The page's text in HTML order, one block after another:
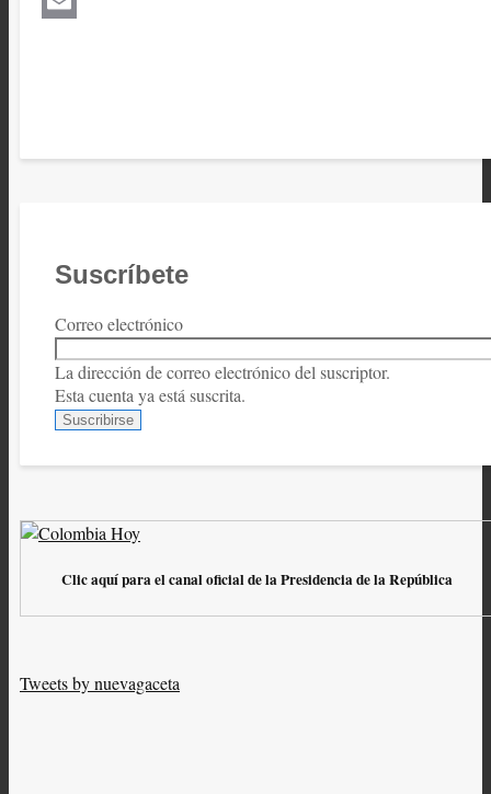
Suscríbete
Correo electrónico
La dirección de correo electrónico del suscriptor.
Esta cuenta ya está suscrita.
Clic aquí para el canal oficial de la Presidencia de la República
Tweets by nuevagaceta